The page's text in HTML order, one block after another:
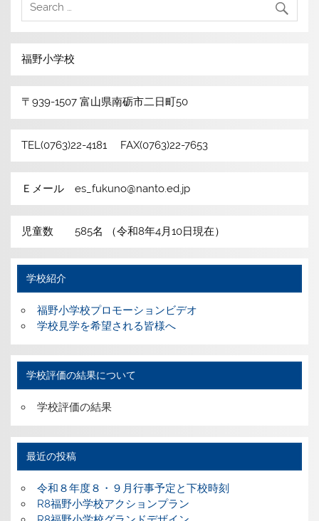
福野小学校
〒939-1507 富山県南砺市二日町50
TEL(0763)22-4181 FAX(0763)22-7653
Ｅメール es_fukuno@nanto.ed.jp
児童数 585名 （令和8年4月10日現在）
学校紹介
福野小学校プロモーションビデオ
学校見学を希望される皆様へ
学校評価の結果について
学校評価の結果
最近の投稿
令和８年度８・９月行事予定と下校時刻
R8福野小学校アクションプラン